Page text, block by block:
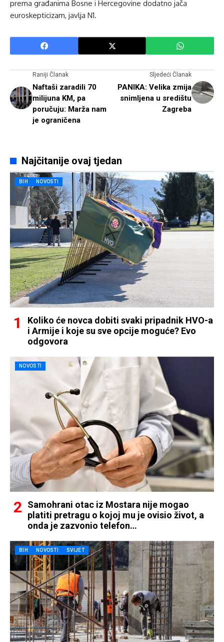
prema građanima Bosne i Hercegovine dodatno jača
euroskepticizam, javlja N1.
Raniji Članak
Naftaši zaradili 70
milijuna KM, pa
poručuju: Marža nam
je ograničena
Sljedeći Članak
PANIKA: Velika zmija
snimljena u središtu
Zagreba
Najčitanije ovaj tjedan
BIH NOVOSTI
Koliko će novca dobiti svaki pripadnik HVO-a
i Armije i koje su sve opcije moguće? Evo
odgovora
NOVOSTI
Samohrani otac iz Mostara nije mogao
platiti pretragu o kojoj mu je ovisio život, a
onda je zazvonio telefon…
BIH NOVOSTI SVIJET